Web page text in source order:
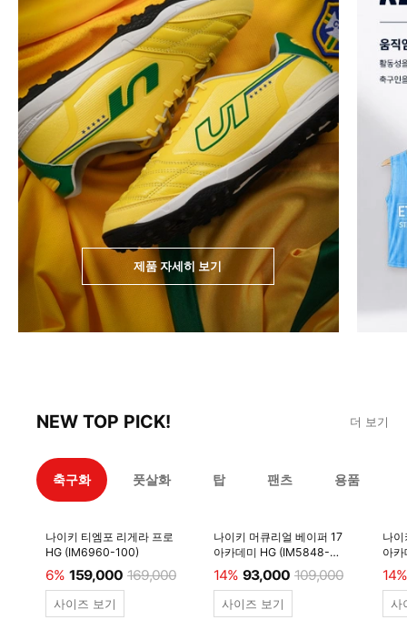
제품 자세히 보기
NEW TOP PICK! 더 보기
축구화 풋살화 탑 팬츠 용품
나이키 티엠포 리게라 프로
HG (IM6960-100)
6% 159,000 169,000
사이즈 보기
나이키 머큐리얼 베이퍼 17
아카데미 HG (IM5848-
600)
14% 93,000 109,000
사이즈 보기
나
아
14%
사